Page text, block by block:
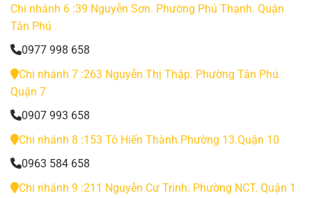
Chi nhánh 6 :39 Nguyễn Sơn. Phường Phú Thạnh. Quận
Tân Phú
0977 998 658
Chi nhánh 7 :263 Nguyễn Thị Thập. Phường Tân Phú.
Quận 7
0907 993 658
Chi nhánh 8 :153 Tô Hiến Thành.Phường 13.Quận 10
0963 584 658
Chi nhánh 9 :211 Nguyễn Cư Trinh. Phường NCT. Quận 1